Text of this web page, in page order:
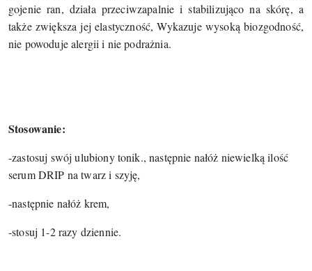
gojenie ran, działa przeciwzapalnie i stabilizująco na skórę, a
także zwiększa jej elastyczność, Wykazuje wysoką biozgodność,
nie powoduje alergii i nie podrażnia.
Stosowanie:
-zastosuj swój ulubiony tonik., następnie nałóż niewielką ilość
serum DRIP na twarz i szyję,
-następnie nałóż krem,
-stosuj 1-2 razy dziennie.